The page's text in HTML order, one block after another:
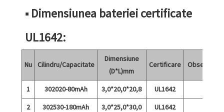
■ Dimensiunea bateriei certificate
UL1642:
Nu Cilindru/Capacitate
Dimensiune
(D*L)mm
Certificare Observații
1 302020-80mAh 3,0*20,0*20,8
UL1642
2
302530-180mAh 3,0*25,0*30,0
UL1642